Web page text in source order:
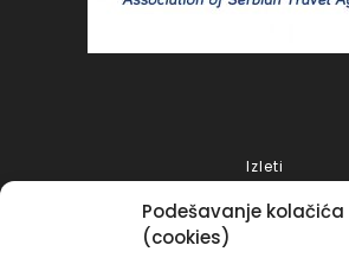
Podešavanje kolačića
(cookies)
Izleti
Putovanja 2025
Grčka 2026